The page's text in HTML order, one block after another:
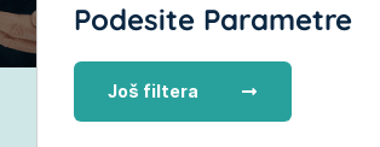
Podesite Parametre
Još filtera